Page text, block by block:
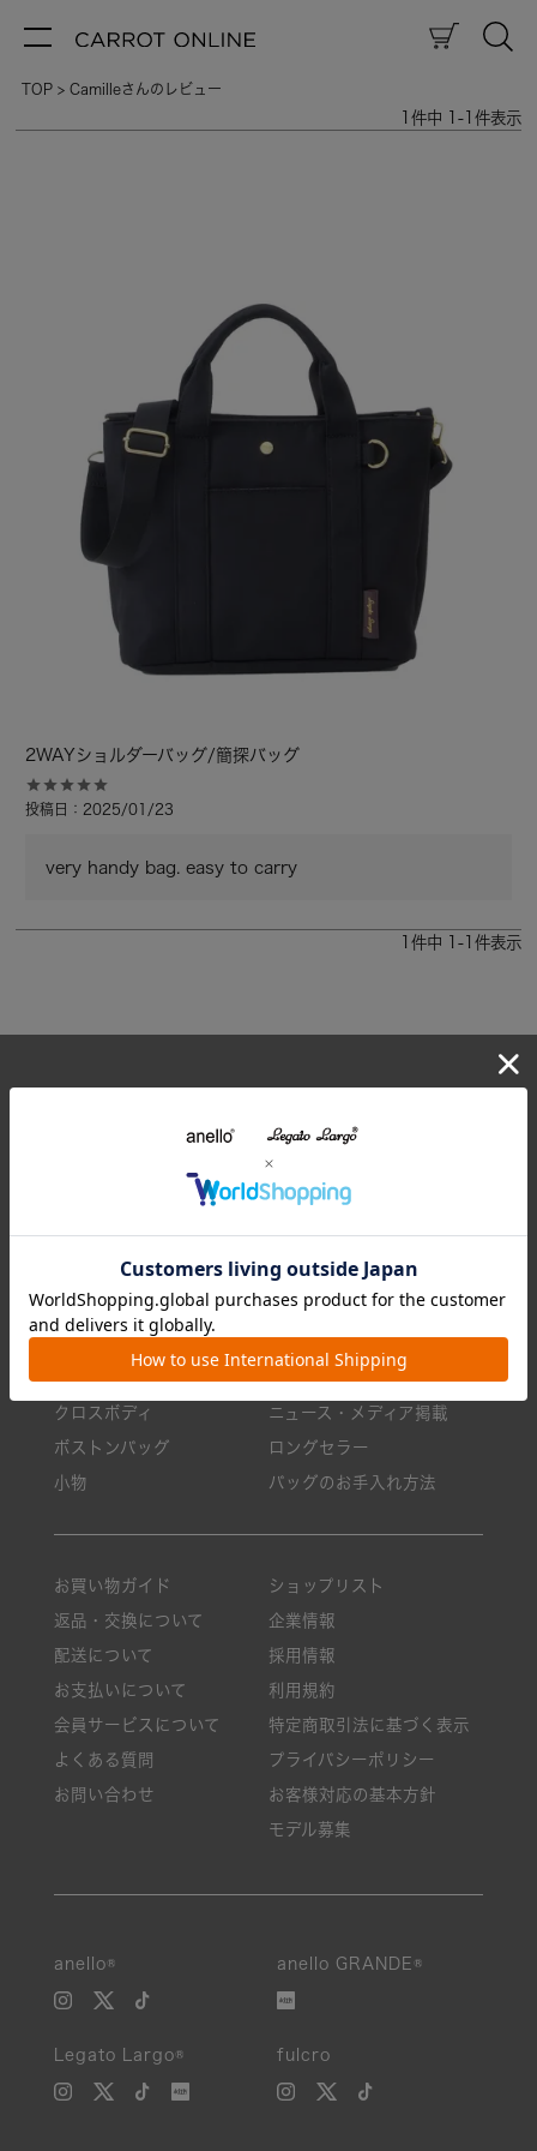
TOP Camilleさんのレビュー
件中 -1 件表示
2WAYショルダーバッグ/簡探バッグ
投稿日 2025/01/23
very handy bag. easy to carry
件中 -1 件表示
7,700円(税込)以上のお買い物で送料無料
全てのアイテム
リュック/バックパック
トートバッグ
クロスボディ
ボストンバッグ
小物
特集一覧
ランキング
新商品一覧
ニュース・メディア掲載
ロングセラー
バッグのお手入れ方法
お買い物ガイド
返品・交換について
配送について
お支払いについて
会員サービスについて
よくある質問
お問い合わせ
ショップリスト
企業情報
採用情報
利用規約
特定商取引法に基づく表示
プライバシーポリシー
お客様対応の基本方針
モデル募集
anello® anello GRANDE®
Legato Largo® fulcro